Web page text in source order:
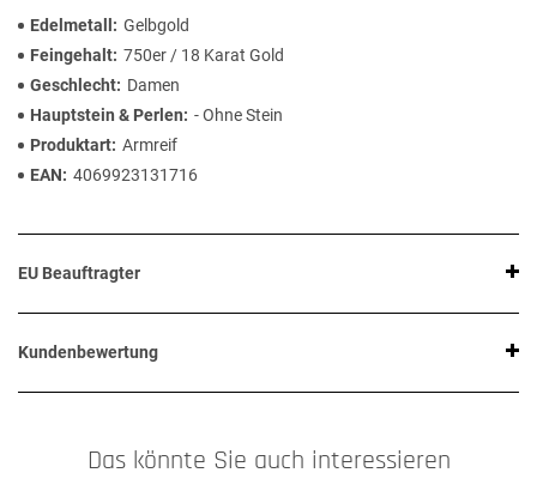
Edelmetall
Gelbgold
Feingehalt 750er / 18 Karat Gold
Geschlecht
Damen
Hauptstein & Perlen
- Ohne Stein
Produktart Armreif
EAN
4069923131716
EU Beauftragter
Kundenbewertung
Das könnte Sie auch interessieren